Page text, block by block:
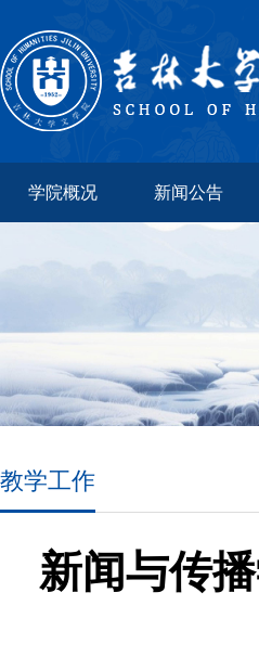
学院概况 新闻公告
教学工作
新闻与传